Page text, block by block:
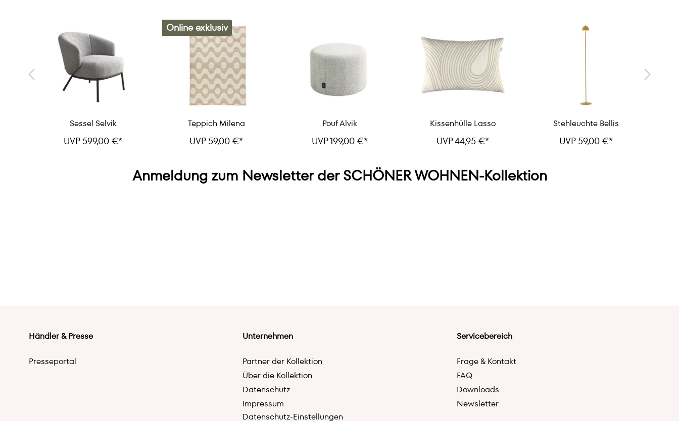
Sessel Selvik
UVP 599,00 €*
Online exklusiv
Teppich Milena
UVP 59,00 €*
Pouf Alvik
UVP 199,00 €*
Kissenhülle Lasso
UVP 44,95 €*
Stehleuchte Bellis
UVP 59,00 €*
Anmeldung zum Newsletter der SCHÖNER WOHNEN-Kollektion
Händler & Presse
Presseportal
Unternehmen
Partner der Kollektion
Über die Kollektion
Datenschutz
Impressum
Datenschutz-Einstellungen
Servicebereich
Frage & Kontakt
FAQ
Downloads
Newsletter